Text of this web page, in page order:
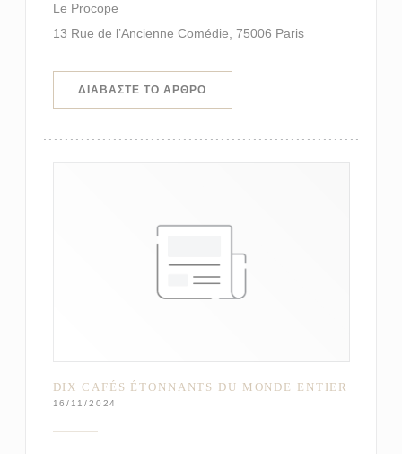
Le Procope
13 Rue de l’Ancienne Comédie, 75006 Paris
ΔΙΑΒΆΣΤΕ ΤΟ ΆΡΘΡΟ
DIX CAFÉS ÉTONNANTS DU MONDE ENTIER
16/11/2024